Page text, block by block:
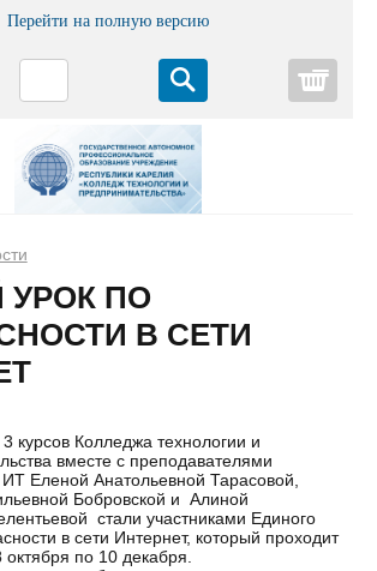
Перейти на полную версию
ПО
В СЕТИ
курсов Колледжа технологии и
вместе с преподавателями
Еленой Анатольевной Тарасовой,
Бобровской и Алиной
стали участниками Единого
в сети Интернет, который проходит
октября по 10 декабря.